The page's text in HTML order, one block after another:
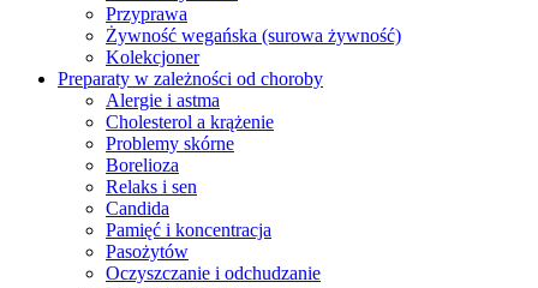
Przyprawa
Żywność wegańska (surowa żywność)
Kolekcjoner
Preparaty w zależności od choroby
Alergie i astma
Cholesterol a krążenie
Problemy skórne
Borelioza
Relaks i sen
Candida
Pamięć i koncentracja
Pasożytów
Oczyszczanie i odchudzanie